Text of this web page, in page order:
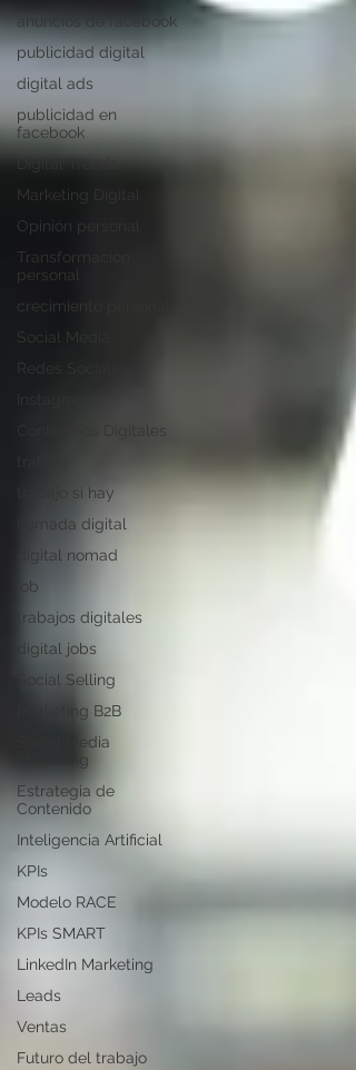
anuncios de facebook
publicidad digital
digital ads
publicidad en
facebook
Marketing Digital
Opinión personal
Transformación
personal
crecimiento personal
Social Media
Redes Sociales
Instagram
Contenidos Digitales
trabajo si hay
nomada digital
digital nomad
job
trabajos digitales
digital jobs
Social Selling
Marketing B2B
Social Media
Marketing
Estrategia de
Contenido
Inteligencia Artificial
KPIs
Modelo RACE
KPIs SMART
LinkedIn Marketing
Leads
Ventas
Futuro del trabajo